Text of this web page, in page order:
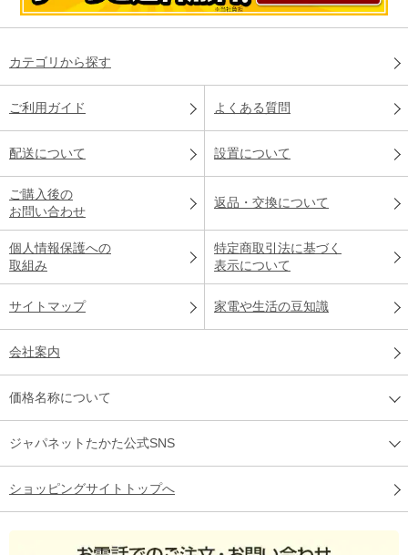
カテゴリから探す
ご利用ガイド よくある質問
配送について 設置について
ご購入後の
お問い合わせ
返品・交換について
個人情報保護への
取組み
特定商取引法に基づく
表示について
サイトマップ 家電や生活の豆知識
会社案内
価格名称について
ジャパネットたかた公式SNS
ショッピングサイトトップへ